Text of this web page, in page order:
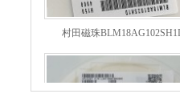
村田磁珠BLM18AG102SH1D